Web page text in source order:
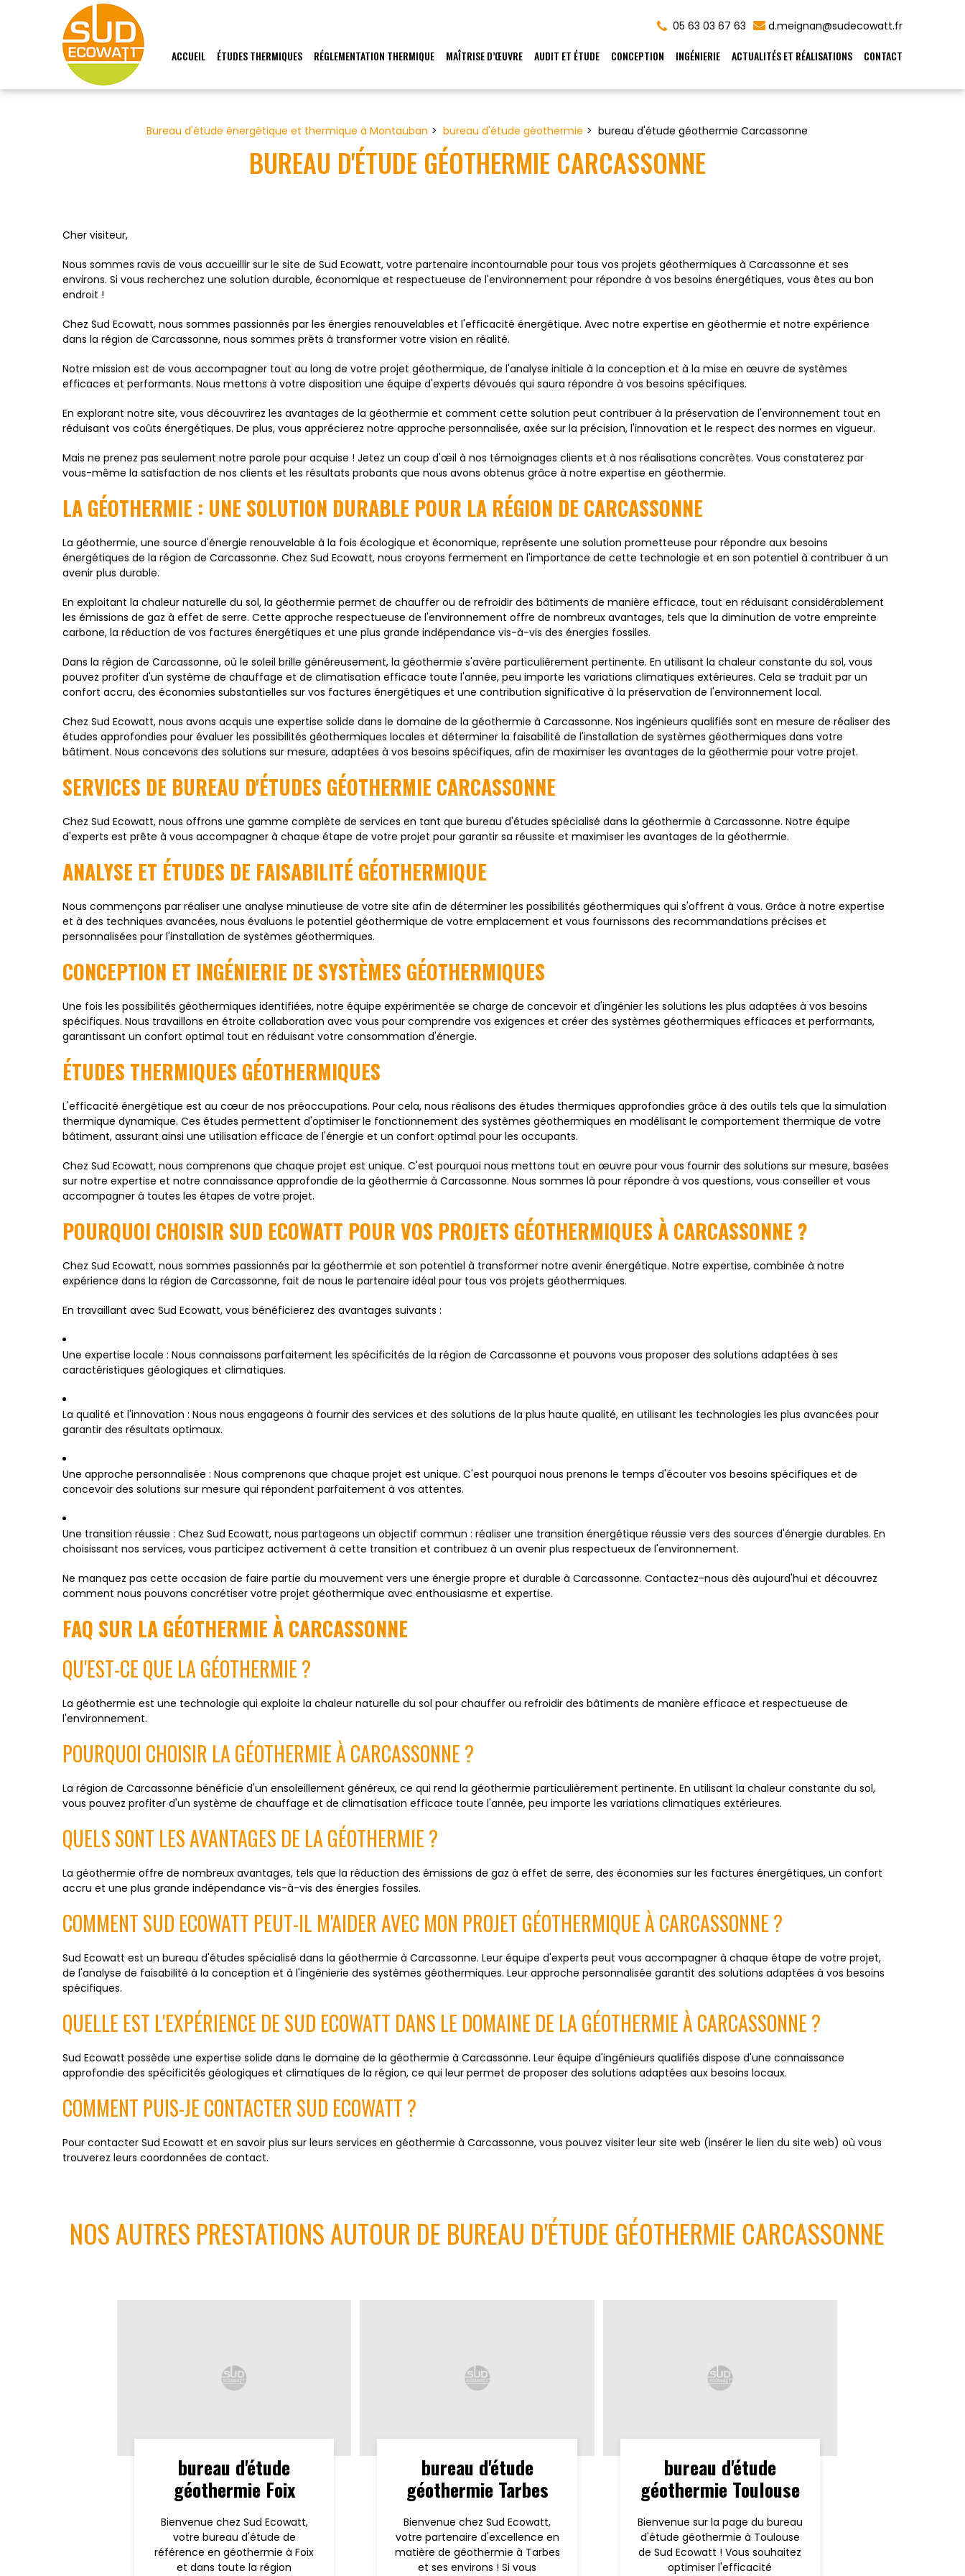
05 63 03 67 63 d.meignan@sudecowatt.fr
ACCUEIL ÉTUDES THERMIQUES RÉGLEMENTATION THERMIQUE MAÎTRISE D’ŒUVRE AUDIT ET ÉTUDE CONCEPTION INGÉNIERIE ACTUALITÉS ET RÉALISATIONS CONTACT
Bureau d'étude énergétique et thermique à Montauban bureau d'étude géothermie bureau d'étude géothermie Carcassonne
BUREAU D'ÉTUDE GÉOTHERMIE CARCASSONNE
Cher visiteur,
Nous sommes ravis de vous accueillir sur le site de Sud Ecowatt, votre partenaire incontournable pour tous vos projets géothermiques à Carcassonne et ses
environs. Si vous recherchez une solution durable, économique et respectueuse de l'environnement pour répondre à vos besoins énergétiques, vous êtes au bon
endroit !
Chez Sud Ecowatt, nous sommes passionnés par les énergies renouvelables et l'efficacité énergétique. Avec notre expertise en géothermie et notre expérience
dans la région de Carcassonne, nous sommes prêts à transformer votre vision en réalité.
Notre mission est de vous accompagner tout au long de votre projet géothermique, de l'analyse initiale à la conception et à la mise en œuvre de systèmes
efficaces et performants. Nous mettons à votre disposition une équipe d'experts dévoués qui saura répondre à vos besoins spécifiques.
En explorant notre site, vous découvrirez les avantages de la géothermie et comment cette solution peut contribuer à la préservation de l'environnement tout en
réduisant vos coûts énergétiques. De plus, vous apprécierez notre approche personnalisée, axée sur la précision, l'innovation et le respect des normes en vigueur.
Mais ne prenez pas seulement notre parole pour acquise ! Jetez un coup d'œil à nos témoignages clients et à nos réalisations concrètes. Vous constaterez par
vous-même la satisfaction de nos clients et les résultats probants que nous avons obtenus grâce à notre expertise en géothermie.
LA GÉOTHERMIE : UNE SOLUTION DURABLE POUR LA RÉGION DE CARCASSONNE
La géothermie, une source d'énergie renouvelable à la fois écologique et économique, représente une solution prometteuse pour répondre aux besoins
énergétiques de la région de Carcassonne. Chez Sud Ecowatt, nous croyons fermement en l'importance de cette technologie et en son potentiel à contribuer à un
avenir plus durable.
En exploitant la chaleur naturelle du sol, la géothermie permet de chauffer ou de refroidir des bâtiments de manière efficace, tout en réduisant considérablement
les émissions de gaz à effet de serre. Cette approche respectueuse de l'environnement offre de nombreux avantages, tels que la diminution de votre empreinte
carbone, la réduction de vos factures énergétiques et une plus grande indépendance vis-à-vis des énergies fossiles.
Dans la région de Carcassonne, où le soleil brille généreusement, la géothermie s'avère particulièrement pertinente. En utilisant la chaleur constante du sol, vous
pouvez profiter d'un système de chauffage et de climatisation efficace toute l'année, peu importe les variations climatiques extérieures. Cela se traduit par un
confort accru, des économies substantielles sur vos factures énergétiques et une contribution significative à la préservation de l'environnement local.
Chez Sud Ecowatt, nous avons acquis une expertise solide dans le domaine de la géothermie à Carcassonne. Nos ingénieurs qualifiés sont en mesure de réaliser des
études approfondies pour évaluer les possibilités géothermiques locales et déterminer la faisabilité de l'installation de systèmes géothermiques dans votre
bâtiment. Nous concevons des solutions sur mesure, adaptées à vos besoins spécifiques, afin de maximiser les avantages de la géothermie pour votre projet.
SERVICES DE BUREAU D'ÉTUDES GÉOTHERMIE CARCASSONNE
Chez Sud Ecowatt, nous offrons une gamme complète de services en tant que bureau d'études spécialisé dans la géothermie à Carcassonne. Notre équipe
d'experts est prête à vous accompagner à chaque étape de votre projet pour garantir sa réussite et maximiser les avantages de la géothermie.
ANALYSE ET ÉTUDES DE FAISABILITÉ GÉOTHERMIQUE
Nous commençons par réaliser une analyse minutieuse de votre site afin de déterminer les possibilités géothermiques qui s'offrent à vous. Grâce à notre expertise
et à des techniques avancées, nous évaluons le potentiel géothermique de votre emplacement et vous fournissons des recommandations précises et
personnalisées pour l'installation de systèmes géothermiques.
CONCEPTION ET INGÉNIERIE DE SYSTÈMES GÉOTHERMIQUES
Une fois les possibilités géothermiques identifiées, notre équipe expérimentée se charge de concevoir et d'ingénier les solutions les plus adaptées à vos besoins
spécifiques. Nous travaillons en étroite collaboration avec vous pour comprendre vos exigences et créer des systèmes géothermiques efficaces et performants,
garantissant un confort optimal tout en réduisant votre consommation d'énergie.
ÉTUDES THERMIQUES GÉOTHERMIQUES
L'efficacité énergétique est au cœur de nos préoccupations. Pour cela, nous réalisons des études thermiques approfondies grâce à des outils tels que la simulation
thermique dynamique. Ces études permettent d'optimiser le fonctionnement des systèmes géothermiques en modélisant le comportement thermique de votre
bâtiment, assurant ainsi une utilisation efficace de l'énergie et un confort optimal pour les occupants.
Chez Sud Ecowatt, nous comprenons que chaque projet est unique. C'est pourquoi nous mettons tout en œuvre pour vous fournir des solutions sur mesure, basées
sur notre expertise et notre connaissance approfondie de la géothermie à Carcassonne. Nous sommes là pour répondre à vos questions, vous conseiller et vous
accompagner à toutes les étapes de votre projet.
POURQUOI CHOISIR SUD ECOWATT POUR VOS PROJETS GÉOTHERMIQUES À CARCASSONNE ?
Chez Sud Ecowatt, nous sommes passionnés par la géothermie et son potentiel à transformer notre avenir énergétique. Notre expertise, combinée à notre
expérience dans la région de Carcassonne, fait de nous le partenaire idéal pour tous vos projets géothermiques.
En travaillant avec Sud Ecowatt, vous bénéficierez des avantages suivants :
Une expertise locale : Nous connaissons parfaitement les spécificités de la région de Carcassonne et pouvons vous proposer des solutions adaptées à ses
caractéristiques géologiques et climatiques.
La qualité et l'innovation : Nous nous engageons à fournir des services et des solutions de la plus haute qualité, en utilisant les technologies les plus avancées pour
garantir des résultats optimaux.
Une approche personnalisée : Nous comprenons que chaque projet est unique. C'est pourquoi nous prenons le temps d'écouter vos besoins spécifiques et de
concevoir des solutions sur mesure qui répondent parfaitement à vos attentes.
Une transition réussie : Chez Sud Ecowatt, nous partageons un objectif commun : réaliser une transition énergétique réussie vers des sources d'énergie durables. En
choisissant nos services, vous participez activement à cette transition et contribuez à un avenir plus respectueux de l'environnement.
Ne manquez pas cette occasion de faire partie du mouvement vers une énergie propre et durable à Carcassonne. Contactez-nous dès aujourd'hui et découvrez
comment nous pouvons concrétiser votre projet géothermique avec enthousiasme et expertise.
FAQ SUR LA GÉOTHERMIE À CARCASSONNE
QU'EST-CE QUE LA GÉOTHERMIE ?
La géothermie est une technologie qui exploite la chaleur naturelle du sol pour chauffer ou refroidir des bâtiments de manière efficace et respectueuse de
l'environnement.
POURQUOI CHOISIR LA GÉOTHERMIE À CARCASSONNE ?
La région de Carcassonne bénéficie d'un ensoleillement généreux, ce qui rend la géothermie particulièrement pertinente. En utilisant la chaleur constante du sol,
vous pouvez profiter d'un système de chauffage et de climatisation efficace toute l'année, peu importe les variations climatiques extérieures.
QUELS SONT LES AVANTAGES DE LA GÉOTHERMIE ?
La géothermie offre de nombreux avantages, tels que la réduction des émissions de gaz à effet de serre, des économies sur les factures énergétiques, un confort
accru et une plus grande indépendance vis-à-vis des énergies fossiles.
COMMENT SUD ECOWATT PEUT-IL M'AIDER AVEC MON PROJET GÉOTHERMIQUE À CARCASSONNE ?
Sud Ecowatt est un bureau d'études spécialisé dans la géothermie à Carcassonne. Leur équipe d'experts peut vous accompagner à chaque étape de votre projet,
de l'analyse de faisabilité à la conception et à l'ingénierie des systèmes géothermiques. Leur approche personnalisée garantit des solutions adaptées à vos besoins
spécifiques.
QUELLE EST L'EXPÉRIENCE DE SUD ECOWATT DANS LE DOMAINE DE LA GÉOTHERMIE À CARCASSONNE ?
Sud Ecowatt possède une expertise solide dans le domaine de la géothermie à Carcassonne. Leur équipe d'ingénieurs qualifiés dispose d'une connaissance
approfondie des spécificités géologiques et climatiques de la région, ce qui leur permet de proposer des solutions adaptées aux besoins locaux.
COMMENT PUIS-JE CONTACTER SUD ECOWATT ?
Pour contacter Sud Ecowatt et en savoir plus sur leurs services en géothermie à Carcassonne, vous pouvez visiter leur site web (insérer le lien du site web) où vous
trouverez leurs coordonnées de contact.
NOS AUTRES PRESTATIONS AUTOUR DE BUREAU D'ÉTUDE GÉOTHERMIE CARCASSONNE
bureau d'étude
géothermie Foix
Bienvenue chez Sud Ecowatt,
votre bureau d'étude de
référence en géothermie à Foix
et dans toute la région
bureau d'étude
géothermie Tarbes
Bienvenue chez Sud Ecowatt,
votre partenaire d'excellence en
matière de géothermie à Tarbes
et ses environs ! Si vous
bureau d'étude
géothermie Toulouse
Bienvenue sur la page du bureau
d'étude géothermie à Toulouse
de Sud Ecowatt ! Vous souhaitez
optimiser l'efficacité
Panneau de gestion des cookies